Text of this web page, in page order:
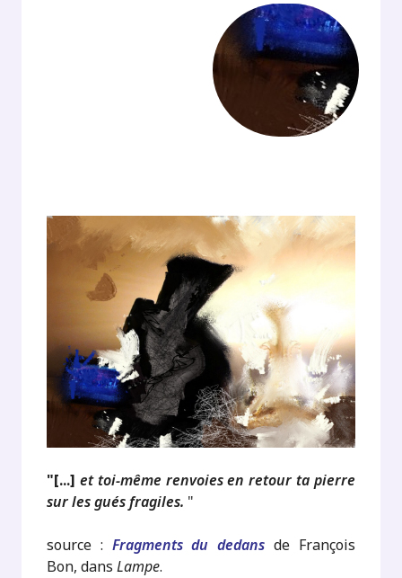
"[...] et toi-même renvoies en retour ta pierre
sur les gués fragiles. "
source : Fragments du dedans de François
Bon, dansLampe.